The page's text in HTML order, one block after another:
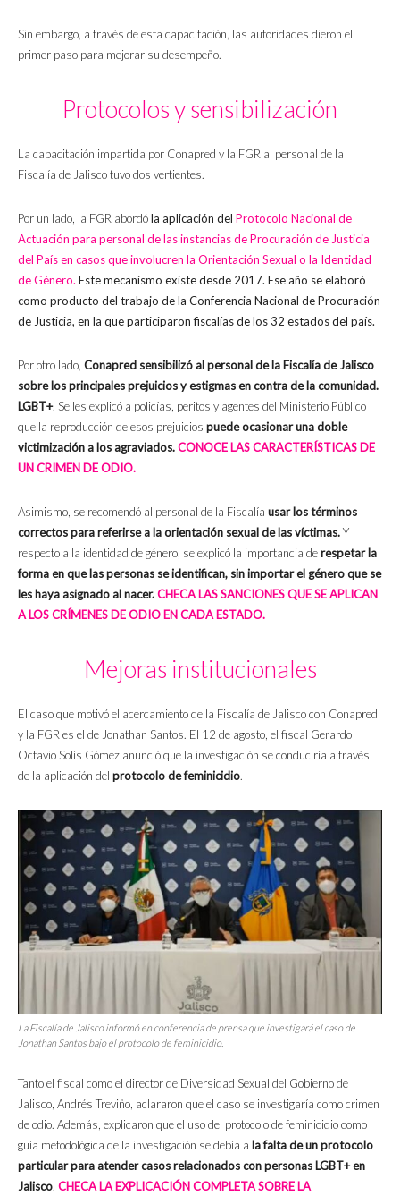
Sin embargo, a través de esta capacitación, las autoridades dieron el
primer paso para mejorar su desempeño.
Protocolos y sensibilización
La capacitación impartida por Conapred y la FGR al personal de la
Fiscalía de Jalisco tuvo dos vertientes.
Por un lado, la FGR abordóla aplicación del Protocolo Nacional de
Actuación para personal de las instancias de Procuración de Justicia
del País en casos que involucren la Orientación Sexual o la Identidad
de Género. Este mecanismo existe desde 2017. Ese año se elaboró
como producto del trabajo de la Conferencia Nacional de Procuración
de Justicia, en la que participaron fiscalías de los 32 estados del país.
Por otro lado, Conapred sensibilizó al personal de la Fiscalía de Jalisco
sobre los principales prejuicios y estigmas en contra de la comunidad.
LGBT+. Se les explicó a policías, peritos y agentes del Ministerio Público
que la reproducción de esos prejuicios puede ocasionar una doble
victimización a los agraviados.CONOCE LAS CARACTERÍSTICAS DE
UN CRIMEN DE ODIO.
Asimismo, se recomendó al personal de la Fiscalía usar los términos
correctos para referirse a la orientación sexual de las víctimas.Y
respecto a la identidad de género, se explicó la importancia derespetar la
forma en que las personas se identifican, sin importar el género que se
les haya asignado al nacer.CHECA LAS SANCIONES QUE SE APLICAN
A LOS CRÍMENES DE ODIO EN CADA ESTADO.
Mejoras institucionales
El caso que motivó el acercamiento de la Fiscalía de Jalisco con Conapred
y la FGR es el de Jonathan Santos. El 12 de agosto, el fiscal Gerardo
Octavio Solís Gómez anunció que la investigación se conduciría a través
de la aplicación del protocolo de feminicidio.
La Fiscalía de Jalisco informó en conferencia de prensa que investigará el caso de
Jonathan Santos bajo el protocolo de feminicidio.
Tanto el fiscal como el director de Diversidad Sexual del Gobierno de
Jalisco, Andrés Treviño, aclararon que el caso se investigaría como crimen
de odio. Además, explicaron que el uso del protocolo de feminicidio como
guía metodológica de la investigación se debía a la falta de un protocolo
particular para atender casos relacionados con personas LGBT+ en
Jalisco. CHECA LA EXPLICACIÓN COMPLETA SOBRE LA